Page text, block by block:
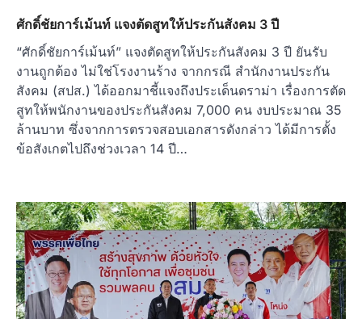
ศักดิ์ชัยการ์เม้นท์ แจงตัดสูทให้ประกันสังคม 3 ปี
“ศักดิ์ชัยการ์เม้นท์” แจงตัดสูทให้ประกันสังคม 3 ปี ยันรับ
งานถูกต้อง ไม่ใช่โรงงานร้าง จากกรณี สำนักงานประกัน
สังคม (สปส.) ได้ออกมาชี้แจงถึงประเด็นดราม่า เรื่องการตัด
สูทให้พนักงานของประกันสังคม 7,000 คน งบประมาณ 35
ล้านบาท ซึ่งจากการตรวจสอบเอกสารดังกล่าว ได้มีการตั้ง
ข้อสังเกตไปถึงช่วงเวลา 14 ปี…